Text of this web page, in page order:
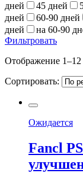
дней
45 дней
дней
60-90 дней
дней
на 60-90
Фильтровать
Отображение 1–12
Сортировать:
Ожидается
Fancl